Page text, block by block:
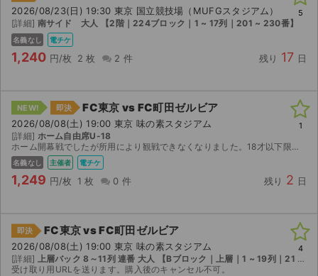
2026/08/23(日) 19:30 東京 国立競技場（MUFGスタジアム）
[詳細] 南サイド 大人 【2階｜224ブロック｜1 ~ 17列｜201 ~ 230番】
名義なし 電チケ
1,240 円/枚 2 枚 2 件 残り 17 日
5
NEW! 即決 FC東京 vs FC町田ゼルビア
2026/08/08(土) 19:00 東京 味の素スタジアム
[詳細] ホーム自由席U-18
ホーム開幕戦でしたが所用により観戦できなくなりました。18才以下限定チケットとなります。ご購入いただいた場合、Jリーグチケット引き換えURLを送付致しますので当日1645(優先入場開始時刻)まで...
名義なし 主催者 電チケ
1,249 円/枚 1 枚 0 件 残り 2 日
1
即決 FC東京 vs FC町田ゼルビア
2026/08/08(土) 19:00 東京 味の素スタジアム
[詳細] 上層バック 8～11列 連番 大人 【Bブロック｜上層｜1 ~ 19列｜21 ~ 40番】
受け取り用URLを送ります。購入後のキャンセル不可。
4